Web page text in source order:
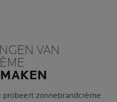
VAN
zonnebrandcrème